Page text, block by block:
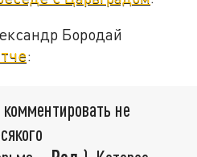
Бородай
:
не